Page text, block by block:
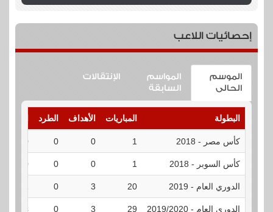
إحصائيات اللاعب
الموسم
الحالى
المواسم
السابقة
الإنتقالات
البطولة المباريات الأهداف الطرد
كأس مصر - 2018 1
0
0
0
كأس السوبر - 2018 1
0
0
0
الدوري العام - 2019 20
3
0
الدوري العام - 2019/2020 29
3
0
4